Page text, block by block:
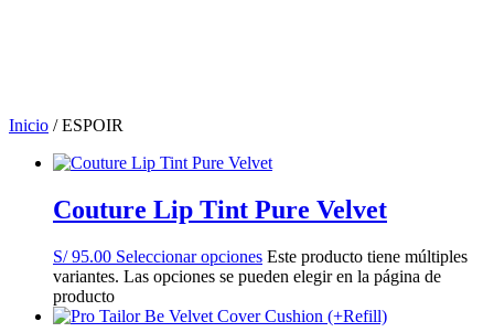
Inicio / ESPOIR
Couture Lip Tint Pure Velvet
S/95.00 Seleccionar opciones Este producto tiene múltiples
variantes. Las opciones se pueden elegir en la página de
producto